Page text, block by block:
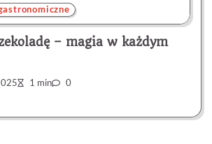
– magia w każdym
1 min 0